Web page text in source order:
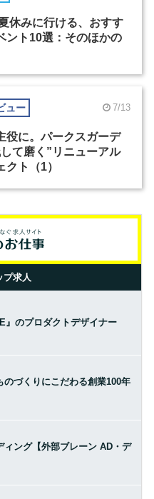
休みに行ける、おすす
ント10選：そのほかの
ュー 7/13
役に。パークスガーデ
て磨く”リニューアル
クト（1）
プ求人
』のプロダクトデザイナー
のづくりにこだわる創業100年
ィング【外部ブレーン AD・デ